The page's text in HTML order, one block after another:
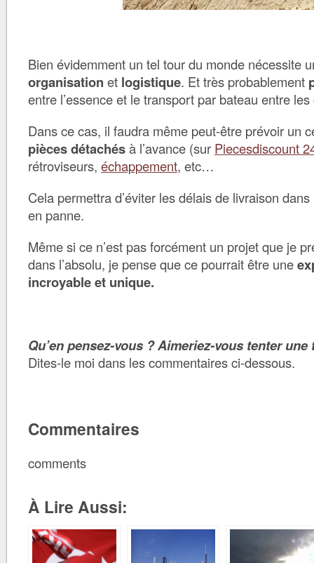
Bien évidemment un tel tour du monde nécessite
organisation et logistique. Et très probablement
entre l’essence et le transport par bateau entre
Dans ce cas, il faudra même peut-être prévoir un
pièces détachésà l’avance (sur Piecesdiscount
rétroviseurs, échappement, etc…
Cela permettra d’éviter les délais de livraison
en panne.
Même si ce n’est pas forcément un projet que je
dans l’absolu, je pense que ce pourrait être une
incroyable et unique.
Qu’en pensez-vous ? Aimeriez-vous tenter
Dites-le moi dans les commentaires ci-dessous.
Commentaires
comments
À Lire Aussi: